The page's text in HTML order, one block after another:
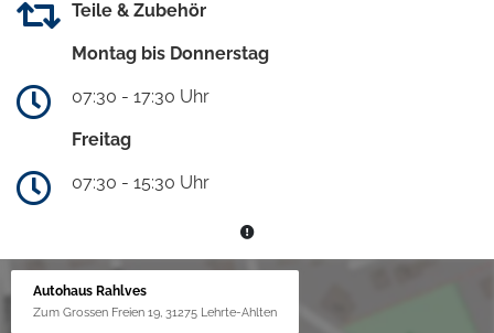
Teile & Zubehör
Montag bis Donnerstag
07:30 - 17:30 Uhr
Freitag
07:30 - 15:30 Uhr
Autohaus Rahlves
Zum Grossen Freien 19, 31275 Lehrte-Ahlten